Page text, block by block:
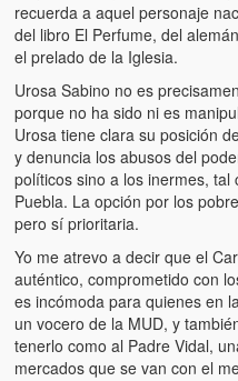
Victimas del 11 de abril de
Víctimas del régimen
poder hasta el 31 de
Víctimas inocentes de la
1992
¡¡¡Miserable traidor, mira
your country!!!)
Fotos
Versos
Cuentos
recuerda a aquel personaje
del libro El Perfume, del
el prelado de la Iglesia.
Urosa Sabino no es
porque no ha sido ni es
Urosa tiene clara su posición
y denuncia los abusos del
políticos sino a los inermes,
Puebla. La opción por los
pero sí prioritaria.
Yo me atrevo a decir que el
auténtico, comprometido con
es incómoda para quienes en
un vocero de la MUD, y
tenerlo como al Padre Vidal,
mercados que se van con el